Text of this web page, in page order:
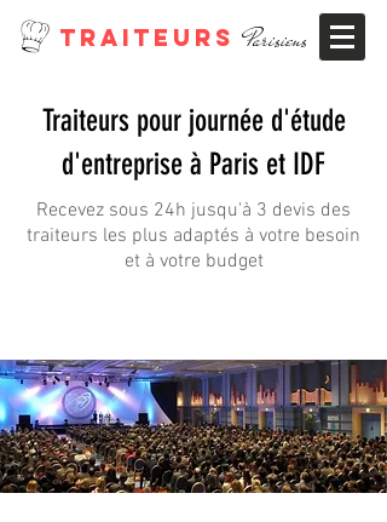
TRAITEURSParisiens
Traiteurs pour journée d'étude
d'entreprise à Paris et IDF
Recevez sous 24h jusqu'à 3 devis des
traiteurs les plus adaptés à votre besoin
et à votre budget